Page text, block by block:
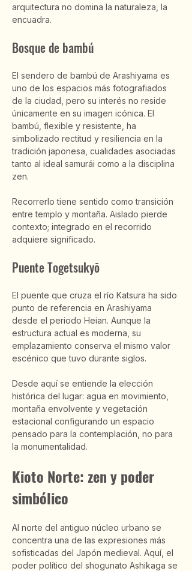
arquitectura no domina la naturaleza, la
encuadra.
Bosque de bambú
El sendero de bambú de Arashiyama es
uno de los espacios más fotografiados
de la ciudad, pero su interés no reside
únicamente en su imagen icónica. El
bambú, flexible y resistente, ha
simbolizado rectitud y resiliencia en la
tradición japonesa, cualidades asociadas
tanto al ideal samurái como a la disciplina
zen.
Recorrerlo tiene sentido como transición
entre templo y montaña. Aislado pierde
contexto; integrado en el recorrido
adquiere significado.
Puente Togetsukyō
El puente que cruza el río Katsura ha sido
punto de referencia en Arashiyama
desde el periodo Heian. Aunque la
estructura actual es moderna, su
emplazamiento conserva el mismo valor
escénico que tuvo durante siglos.
Desde aquí se entiende la elección
histórica del lugar: agua en movimiento,
montaña envolvente y vegetación
estacional configurando un espacio
pensado para la contemplación, no para
la monumentalidad.
Kioto Norte: zen y poder
simbólico
Al norte del antiguo núcleo urbano se
concentra una de las expresiones más
sofisticadas del Japón medieval. Aquí, el
poder político del shogunato Ashikaga se